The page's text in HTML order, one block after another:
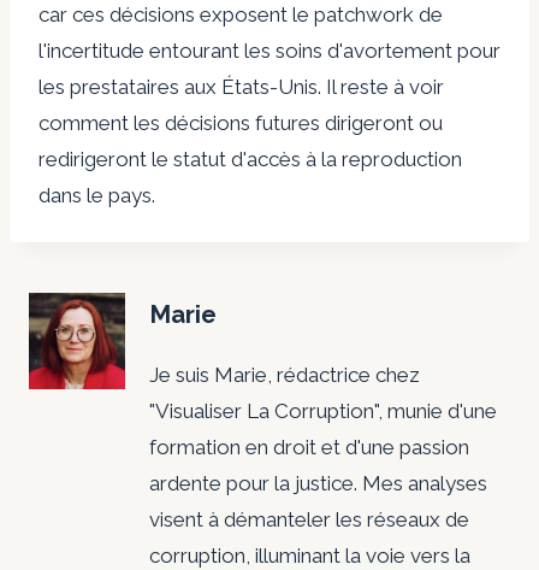
car ces décisions exposent le patchwork de
l'incertitude entourant les soins d'avortement pour
les prestataires aux États-Unis. Il reste à voir
comment les décisions futures dirigeront ou
redirigeront le statut d'accès à la reproduction
dans le pays.
Marie
Je suis Marie, rédactrice chez
"Visualiser La Corruption", munie d'une
formation en droit et d'une passion
ardente pour la justice. Mes analyses
visent à démanteler les réseaux de
corruption, illuminant la voie vers la